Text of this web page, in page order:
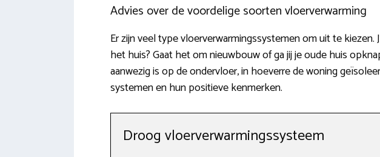
Advies over de voordelige soorten vloerverwarming
Er zijn veel type vloerverwarmingssystemen om uit te
het huis? Gaat het om nieuwbouw of ga jij je oude huis
aanwezig is op de ondervloer, in hoeverre de woning
systemen en hun positieve kenmerken.
Droog vloerverwarmingssysteem